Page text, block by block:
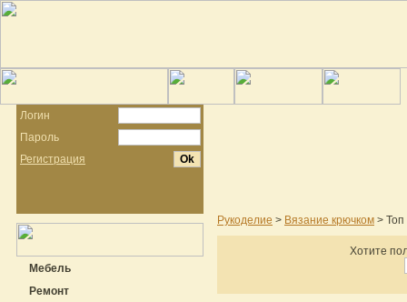
Логин
Пароль
Регистрация
Мебель
Ремонт
Рукоделие > Вязание крючком >
Хотите